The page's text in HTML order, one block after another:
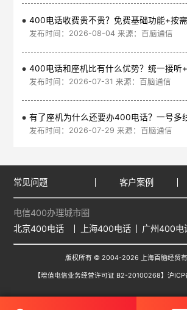
400电话收费贵不贵？免费基础功能+按
发布时间：2026-08-04 来源：百脑通信
发布时间：2026-07-31 来源：百脑通信
发布时间：2026-07-29 来源：百脑通信
常见问题 客户案例
电信400办理城市圈
北京400电话
上海400电话 广州400电
版权所有 © 2004-2026 上海百脑经贸
【增值电信业务经营许可证 B2-20100268】 沪